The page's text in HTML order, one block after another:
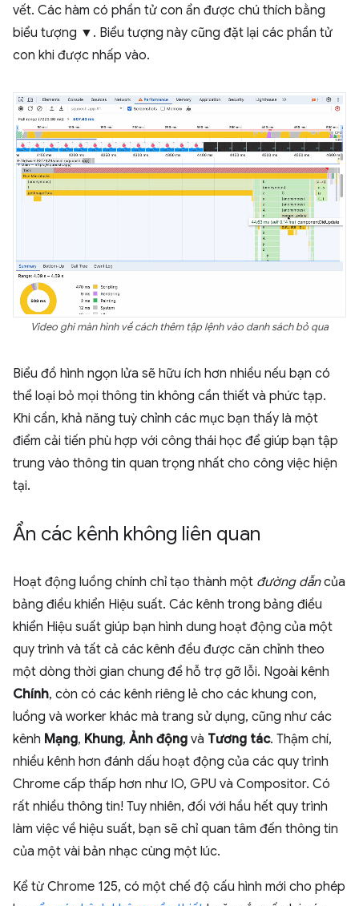
vết. Các hàm có phần tử con ẩn được chú thích bằng
biểu tượng ▼. Biểu tượng này cũng đặt lại các phần tử
con khi được nhấp vào.
Video ghi màn hình về cách thêm tập lệnh vào danh sách bỏ qua
Biểu đồ hình ngọn lửa sẽ hữu ích hơn nhiều nếu bạn có
thể loại bỏ mọi thông tin không cần thiết và phức tạp.
Khi cần, khả năng tuỳ chỉnh các mục bạn thấy là một
điểm cải tiến phù hợp với công thái học để giúp bạn tập
trung vào thông tin quan trọng nhất cho công việc hiện
tại.
Ẩn các kênh không liên quan
Hoạt động luồng chính chỉ tạo thành một đường dẫncủa
bảng điều khiển Hiệu suất. Các kênh trong bảng điều
khiển Hiệu suất giúp bạn hình dung hoạt động của một
quy trình và tất cả các kênh đều được căn chỉnh theo
một dòng thời gian chung để hỗ trợ gỡ lỗi. Ngoài kênh
Chính, còn có các kênh riêng lẻ cho các khung con,
luồng và worker khác mà trang sử dụng, cũng như các
kênh Mạng, Khung, Ảnh động và Tương tác. Thậm chí,
nhiều kênh hơn đánh dấu hoạt động của các quy trình
Chrome cấp thấp hơn như IO, GPU và Compositor. Có
rất nhiều thông tin! Tuy nhiên, đối với hầu hết quy trình
làm việc về hiệu suất, bạn sẽ chỉ quan tâm đến thông tin
của một vài bản nhạc cùng một lúc.
Kể từ Chrome 125, có một chế độ cấu hình mới cho phép